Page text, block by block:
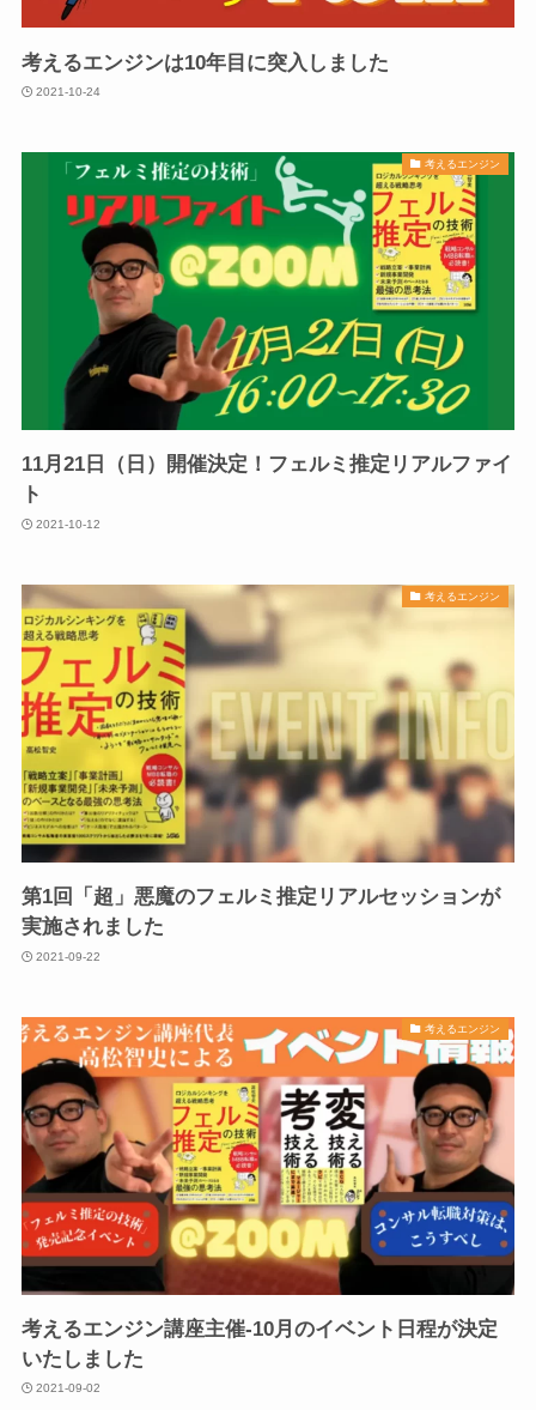
考えるエンジンは10年目に突入しました
2021-10-24
考えるエンジン
11月21日（日）開催決定！フェルミ推定リアルファイ
ト
2021-10-12
考えるエンジン
第1回「超」悪魔のフェルミ推定リアルセッションが
実施されました
2021-09-22
考えるエンジン
考えるエンジン講座主催-10月のイベント日程が決定
いたしました
2021-09-02